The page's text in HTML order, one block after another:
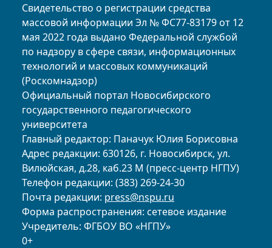
Свидетельство о регистрации средства
массовой информации Эл № ФС77-83179 от 12
мая 2022 года выдано Федеральной службой
по надзору в сфере связи, информационных
технологий и массовых коммуникаций
(Роскомнадзор)
Официальный портал Новосибирского
государственного педагогического
университета
Главный редактор: Паначук Юлия Борисовна
Адрес редакции: 630126, г. Новосибирск, ул.
Вилюйская, д.28, каб.23 М (пресс-центр НГПУ)
Телефон редакции: (383) 269-24-30
Почта редакции: press@nspu.ru
Форма распространения: сетевое издание
Учредитель: ФГБОУ ВО «НГПУ»
0+